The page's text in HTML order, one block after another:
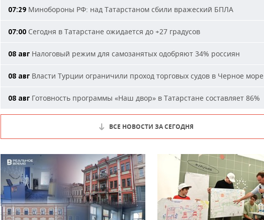
07:29 Минобороны РФ: над Татарстаном сбили вражеский БПЛА
07:00 Сегодня в Татарстане ожидается до +27 градусов
08 авг Налоговый режим для самозанятых одобряют 34% россиян
08 авг Власти Турции ограничили проход торговых судов в Черное море
08 авг Готовность программы «Наш двор» в Татарстане составляет 86%
ВСЕ НОВОСТИ ЗА СЕГОДНЯ